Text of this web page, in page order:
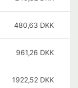
480,63 DKK
961,26 DKK
1922,52 DKK